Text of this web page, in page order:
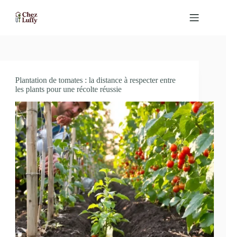
contenu
Plantation de tomates : la distance à respecter entre
les plants pour une récolte réussie